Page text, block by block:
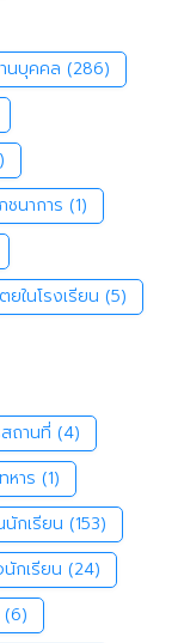
นบุคคล (286)
ชนาการ (1)
ยในโรงเรียน (5)
ถานที่ (4)
หาร (1)
กเรียน (153)
กเรียน (24)
(6)